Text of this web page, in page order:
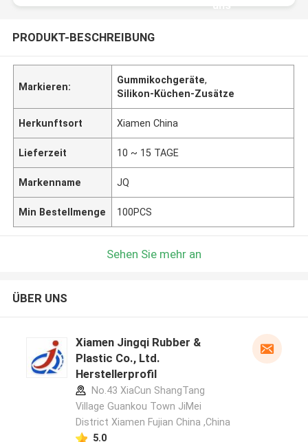
uns
PRODUKT-BESCHREIBUNG
Markieren:
Gummikochgeräte,
Silikon-Küchen-Zusätze
Herkunftsort Xiamen China
Lieferzeit 10 ~ 15 TAGE
Markenname JQ
Min Bestellmenge 100PCS
Sehen Sie mehr an
ÜBER UNS
Xiamen Jingqi Rubber &
Plastic Co., Ltd.
Herstellerprofil
No.43 XiaCun ShangTang
Village Guankou Town JiMei
District Xiamen Fujian China ,China
5.0